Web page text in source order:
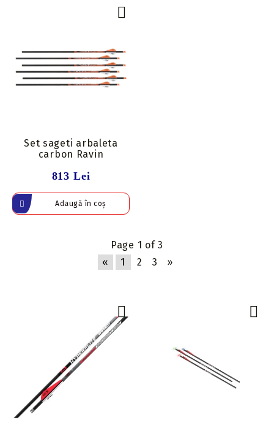
Set sageti arbaleta
carbon Ravin
813 Lei
Page 1 of 3
«
1 2 3 »